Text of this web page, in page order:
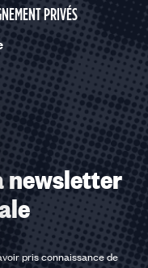
le
PRIVÉS
newsletter
pris connaissance de